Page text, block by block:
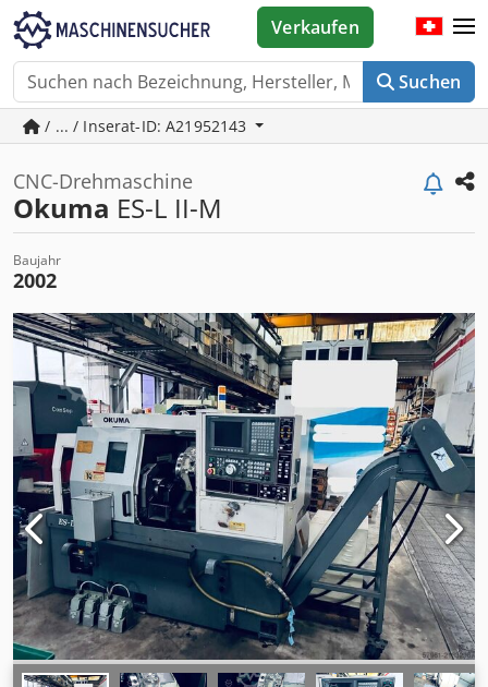
Suchen
Verkaufen
/ ... / Inserat-ID: A21952143
CNC-Drehmaschine
Okuma ES-L II-M
Baujahr
2002